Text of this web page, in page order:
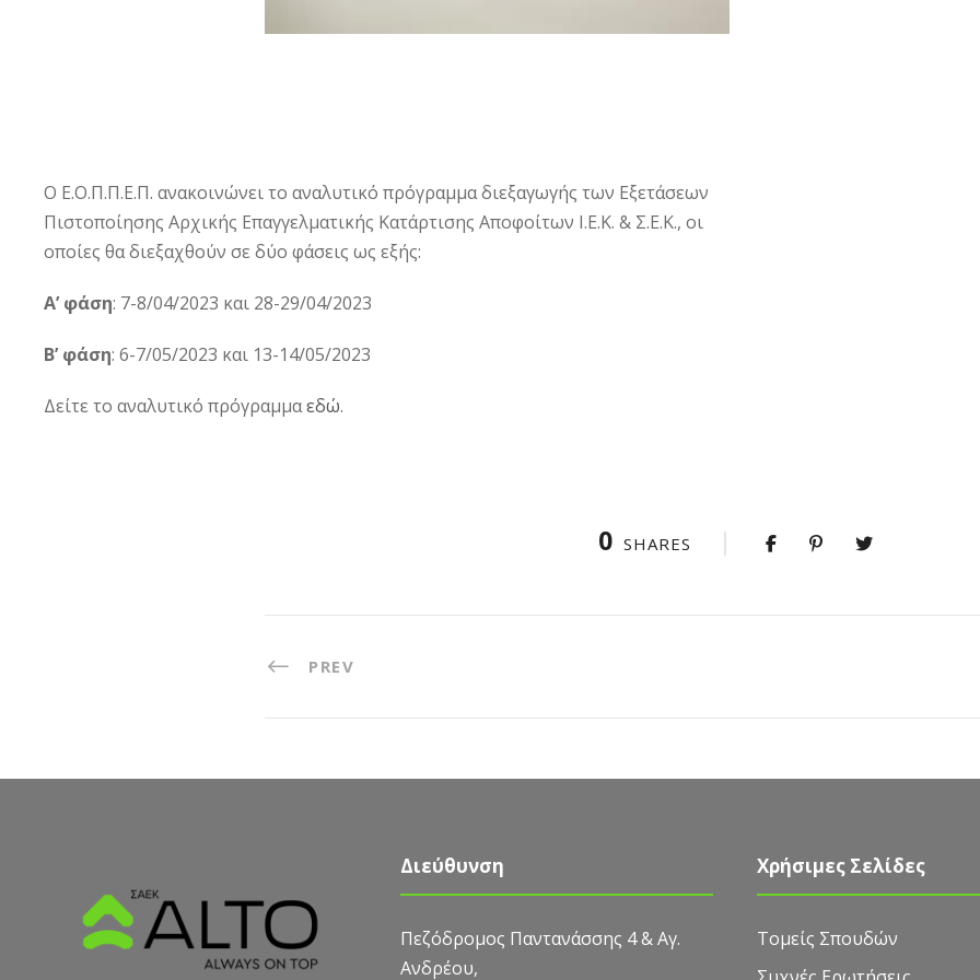
Ο Ε.Ο.Π.Π.Ε.Π. ανακοινώνει το αναλυτικό πρόγραμμα διεξαγωγής των Εξετάσεων
Πιστοποίησης Αρχικής Επαγγελματικής Κατάρτισης Αποφοίτων Ι.Ε.Κ. & Σ.Ε.Κ., οι
οποίες θα διεξαχθούν σε δύο φάσεις ως εξής:
Α’ φάση: 7-8/04/2023 και 28-29/04/2023
Β’ φάση: 6-7/05/2023 και 13-14/05/2023
Δείτε το αναλυτικό πρόγραμμαεδώ.
0 SHARES
PREV
Διεύθυνση
Πεζόδρομος Παντανάσσης 4 & Αγ.
Ανδρέου,
Χρήσιμες Σελίδες
Τομείς Σπουδών